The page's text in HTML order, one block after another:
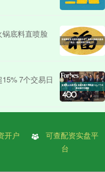
底料直喷脸
7个交易日
开户
可查配资实盘平
台